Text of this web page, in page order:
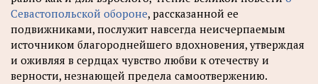
Севастопольской обороне, рассказанной ее
подвижниками, послужит навсегда неисчерпаемым
источником благороднейшего вдохновения, утверждая
и оживляя в сердцах чувство любви к отечеству и
верности, незнающей предела самоотвержению.